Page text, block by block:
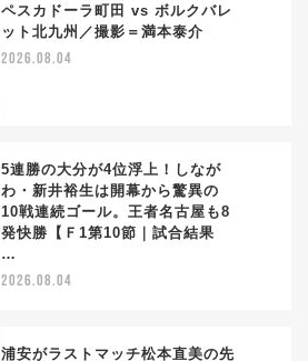
ペスカドーラ町田 vs ボルクバレ
ット北九州／撮影＝満本泰介
2026.08.04
5連勝の大分が4位浮上！しなが
わ・新井裕生は開幕から驚異の
10戦連続ゴール。王者名古屋も8
発快勝【Ｆ1第10節｜試合結果
…
2026.08.04
浦安がラストマッチ松本直美の先